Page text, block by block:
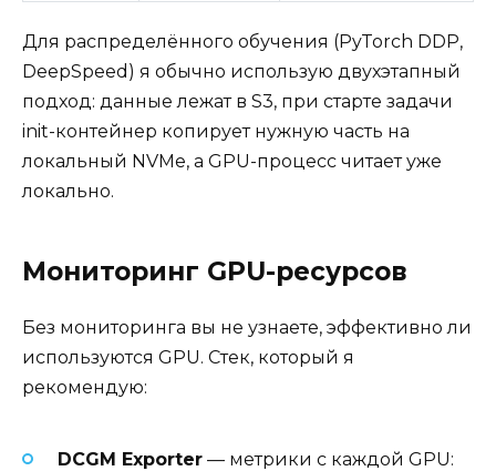
Для распределённого обучения (PyTorch DDP,
DeepSpeed) я обычно использую двухэтапный
подход: данные лежат в S3, при старте задачи
init-контейнер копирует нужную часть на
локальный NVMe, а GPU-процесс читает уже
локально.
Мониторинг GPU-ресурсов
Без мониторинга вы не узнаете, эффективно ли
используются GPU. Стек, который я
рекомендую:
DCGM Exporter — метрики с каждой GPU: